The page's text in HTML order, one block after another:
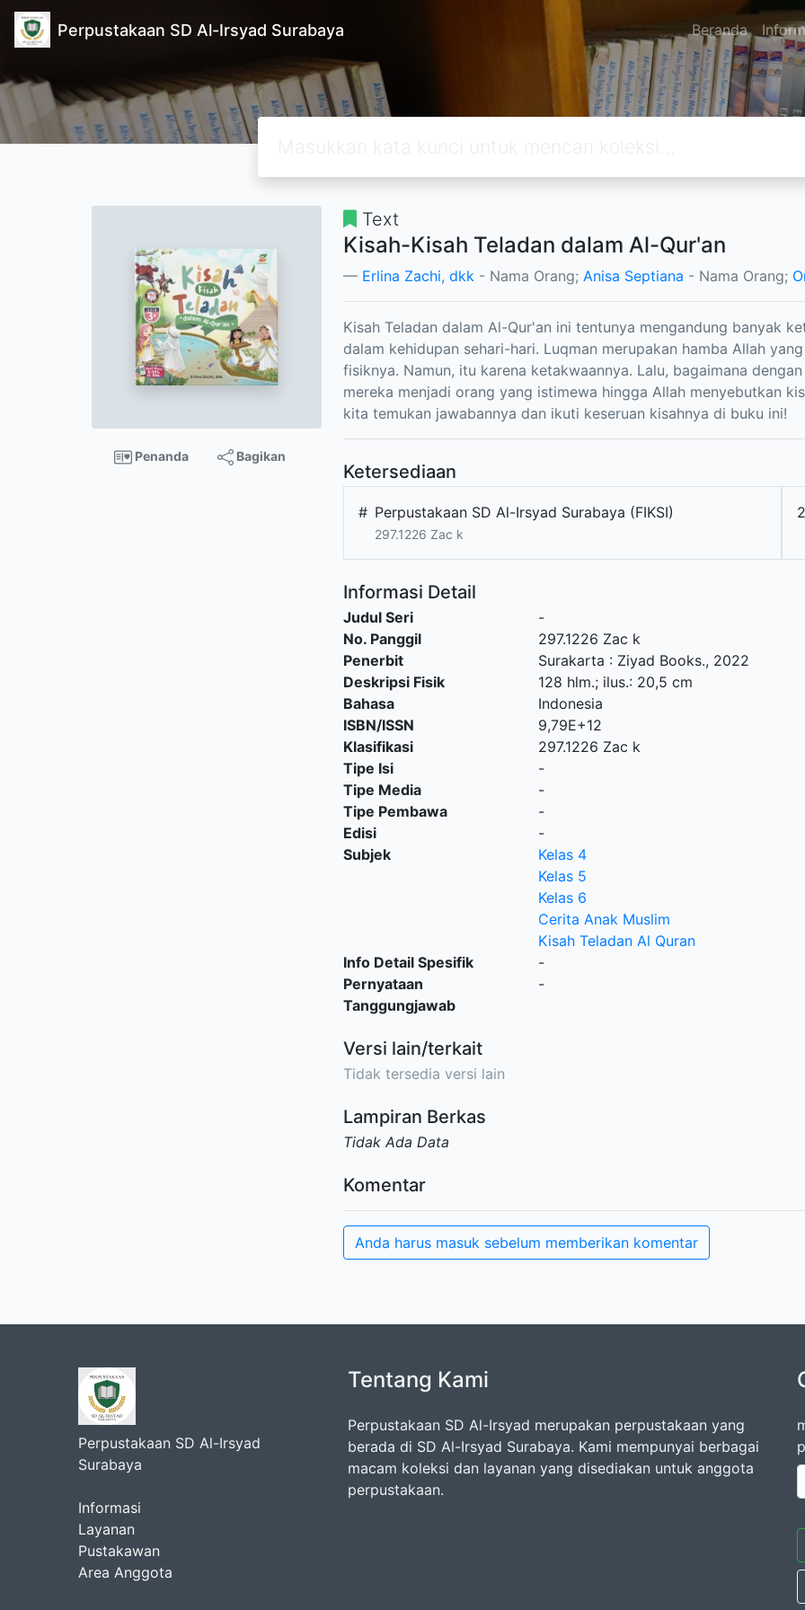
Perpustakaan SD Al-Irsyad Surabaya Beranda
Penanda Bagikan
Text
Kisah-Kisah Teladan dalam Al-Qur'an
Erlina Zachi, dkk - Nama Orang; Anisa Septiana - Nama Orang;
Kisah Teladan dalam Al-Qur'an ini tentunya mengandung banyak
dalam kehidupan sehari-hari. Luqman merupakan hamba Allah
fisiknya. Namun, itu karena ketakwaannya. Lalu, bagaimana
mereka menjadi orang yang istimewa hingga Allah menyebutkan
kita temukan jawabannya dan ikuti keseruan kisahnya di buku ini!
Ketersediaan
# Perpustakaan SD Al-Irsyad Surabaya (FIKSI)
297.1226 Zac k
Informasi Detail
Judul Seri
-
No. Panggil
297.1226 Zac k
Penerbit
Surakarta : Ziyad Books., 2022
Deskripsi Fisik
128 hlm.; ilus.: 20,5 cm
Bahasa
Indonesia
ISBN/ISSN
9,79E+12
Klasifikasi
297.1226 Zac k
Tipe Isi
-
Tipe Media
-
Tipe Pembawa
-
Edisi
-
Subjek
Kelas 4
Kelas 5
Kelas 6
Cerita Anak Muslim
Kisah Teladan Al Quran
Info Detail Spesifik
-
Pernyataan
Tanggungjawab
-
Versi lain/terkait
Tidak tersedia versi lain
Lampiran Berkas
Tidak Ada Data
Komentar
Anda harus masuk sebelum memberikan komentar
Perpustakaan SD Al-Irsyad
Surabaya
Informasi
Layanan
Pustakawan
Area Anggota
Tentang Kami
Perpustakaan SD Al-Irsyad merupakan perpustakaan yang
berada di SD Al-Irsyad Surabaya. Kami mempunyai berbagai
macam koleksi dan layanan yang disediakan untuk anggota
perpustakaan.